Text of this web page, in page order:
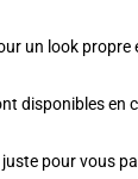
un look propre
disponibles en
pour vous